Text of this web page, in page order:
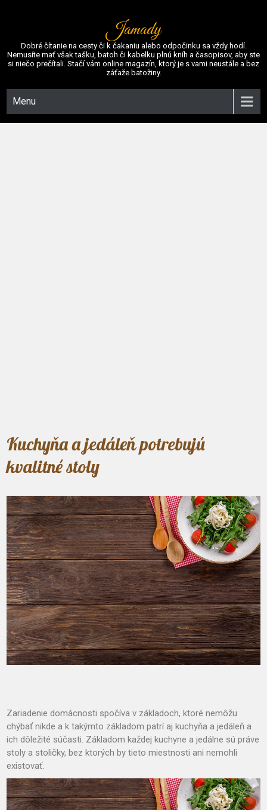
Jamady
Dobré čítanie na cesty či k čakaniu alebo odpočinku sa vždy hodí.
Nemusíte mať však tašku, batoh či kabelku plnú kníh a časopisov, aby ste
si niečo prečítali. Stačí vám online magazín, ktorý je s vami neustále a bez
záťaže batožiny.
Menu
Kuchyňa a jedáleň potrebujú
kvalitné stoly
Zariadenie domácnosti spočíva v základoch, ktoré nemôžu
chýbať nikde a k takýmto základom patrí aj kuchyňa a jedáleň a
ich dôležité súčasti. Základom každej kuchyne a jedálne sú práve
stoly a stoličky, bez ktorých by tieto miestnosti ani nemohli
existovať.